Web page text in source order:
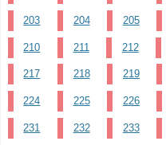
203 204 205
210 211 212
217 218 219
224 225 226
231 232 233